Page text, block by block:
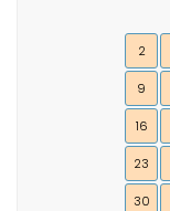
2
9
16
23
30